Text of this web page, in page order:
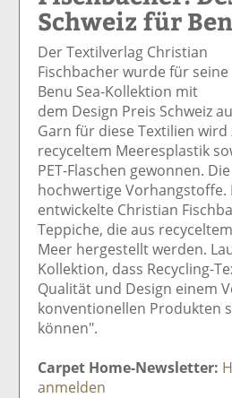
Schweiz für
Der Textilverlag Christian
Fischbacher wurde für seine
Benu Sea-Kollektion mit
dem Design Preis Schweiz
Garn für diese Textilien
recyceltem Meeresplastik
PET-Flaschen gewonnen.
hochwertige Vorhangstoffe.
entwickelte Christian
Teppiche, die aus
Meer hergestellt werden.
Kollektion, dass Recycling-
Qualität und Design einem
konventionellen Produkten
können".
Carpet Home-Newsletter:
anmelden